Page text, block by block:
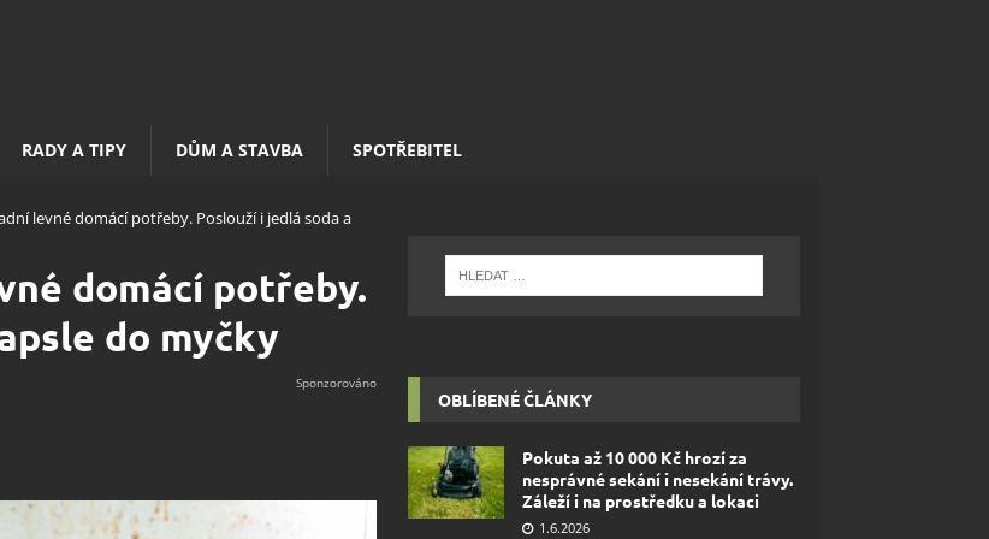
RADY A TIPY DŮM A STAVBA SPOTŘEBITEL
levné domácí potřeby. Poslouží i jedlá soda a
domácí potřeby.
do myčky
OBLÍBENÉ ČLÁNKY
Pokuta až 10 000 Kč hrozí za
nesprávné sekání i nesekání trávy.
Záleží i na prostředku a lokaci
1.6.2026